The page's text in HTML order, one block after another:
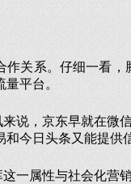
关系。仔细一看，
平台。
说，京东早就在微
今日头条又能提供
一属性与社会化营